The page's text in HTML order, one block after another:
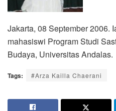
Jakarta, 08 September 2006.
mahasiswi Program Studi
Budaya, Universitas Andalas.
Tags: #Arza Kailla Chaerani